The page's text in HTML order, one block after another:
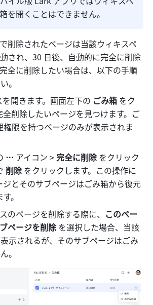
を開くことはできません。
削除されたページは当該ウィキスペ
され、30 日後、自動的に完全に削除
全に削除したい場合は、以下の手順
。
開きます。画面左下の ごみ箱 をク
全削除したいページを見つけます。ご
権限を持つページのみが表示されま
… アイコン > 完全に削除 をクリック
削除 をクリックします。この操作に
ジとそのサブページはごみ箱から復元
。
のページを削除する際に、 このペー
ページを削除 を選択した場合、当該
示されるが、そのサブページはごみ
。